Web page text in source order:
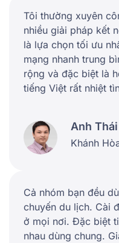
Tôi thường xuyên
nhiều giải pháp kết
là lựa chọn tối ưu
mạng nhanh trung
rộng và đặc biệt là
tiếng Việt rất nhiệt
Anh
Khánh
Cả nhóm bạn đều
chuyến du lịch. Cài
ở mọi nơi. Đặc biệt
nhau dùng chung.